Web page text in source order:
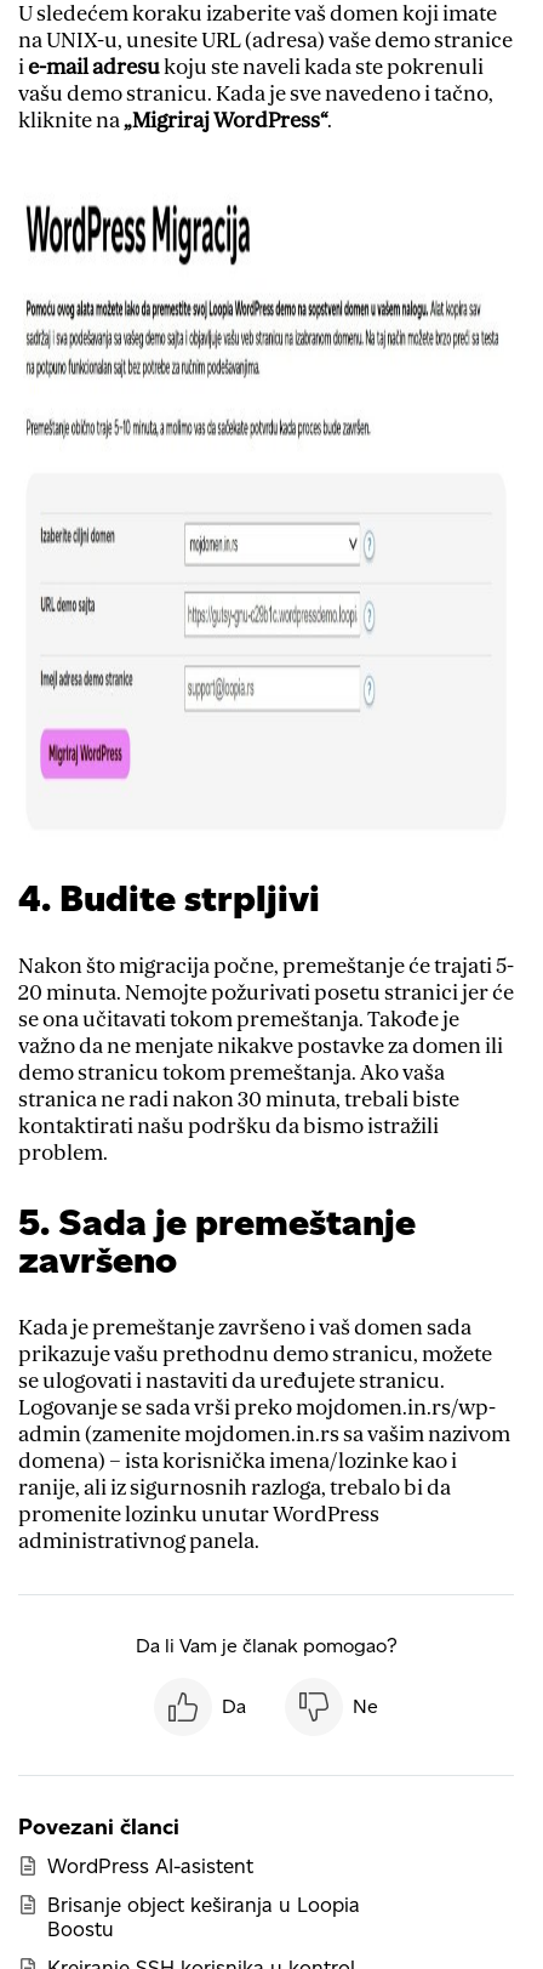
U sledećem koraku izaberite vaš domen koji imate
na UNIX-u, unesite URL (adresa) vaše demo stranice
ie-mail adresukoju ste naveli kada ste pokrenuli
vašu demo stranicu. Kada je sve navedeno i tačno,
kliknite na„Migriraj WordPress“.
4. Budite strpljivi
Nakon što migracija počne, premeštanje će trajati 5-
20 minuta. Nemojte požurivati posetu stranici jer će
se ona učitavati tokom premeštanja. Takođe je
važno da ne menjate nikakve postavke za domen ili
demo stranicu tokom premeštanja. Ako vaša
stranica ne radi nakon 30 minuta, trebali biste
kontaktirati našu podršku da bismo istražili
problem.
5. Sada je premeštanje
završeno
Kada je premeštanje završeno i vaš domen sada
prikazuje vašu prethodnu demo stranicu, možete
se ulogovati i nastaviti da uređujete stranicu.
Logovanje se sada vrši preko mojdomen.in.rs/wp-
admin (zamenite mojdomen.in.rs sa vašim nazivom
domena) – ista korisnička imena/lozinke kao i
ranije, ali iz sigurnosnih razloga, trebalo bi da
promenite lozinku unutar WordPress
administrativnog panela.
Da li Vam je članak pomogao?
Da Ne
Povezani članci
WordPress AI-asistent
Brisanje object keširanja u Loopia
Boostu